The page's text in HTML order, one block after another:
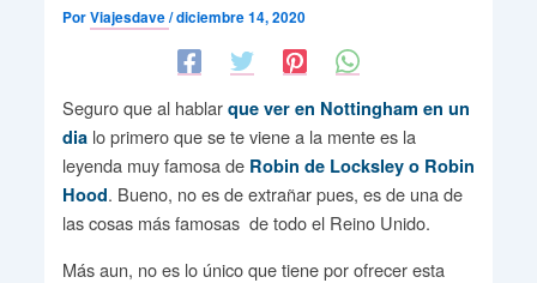
PorViajesdave/diciembre 14, 2020
Seguro que al hablar que ver en Nottingham en un
dialo primero que se te viene a la mente es la
leyenda muy famosa de Robin de Locksley o Robin
Hood. Bueno, no es de extrañar pues, es de una de
las cosas más famosas de todo el Reino Unido.
Más aun, no es lo único que tiene por ofrecer esta